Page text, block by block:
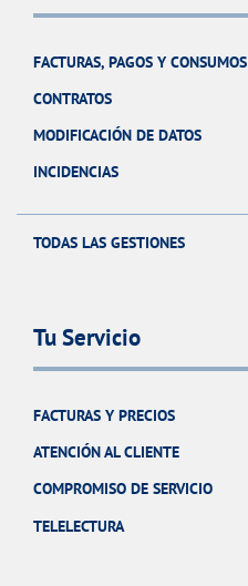
FACTURAS, PAGOS Y CONSUMOS
CONTRATOS
MODIFICACIÓN DE DATOS
INCIDENCIAS
TODAS LAS GESTIONES
Tu Servicio
FACTURAS Y PRECIOS
ATENCIÓN AL CLIENTE
COMPROMISO DE SERVICIO
TELELECTURA